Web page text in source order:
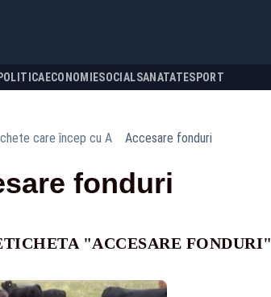
POLITICA ECONOMIESOCIALSANATATESPORT
care încep cu A Accesare fonduri
fonduri
"ACCESARE FONDURI"